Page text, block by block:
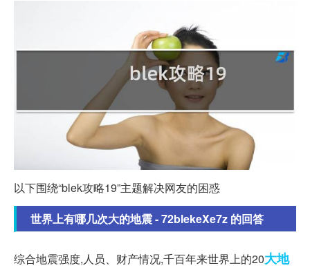
以下围绕“blek攻略19”主题解决网友的困惑
世界上有哪几次大的地震 - 72blekeXe7z 的回答
综合地震强度,人员、财产情况,千百年来世界上的20大地